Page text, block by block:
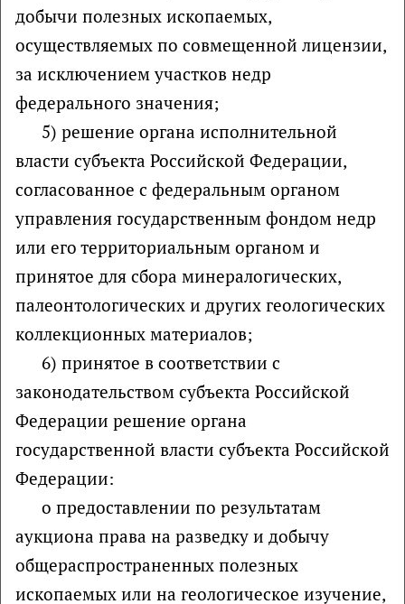
добычи полезных ископаемых,
осуществляемых по совмещенной лицензии,
за исключением участков недр
федерального значения;
5) решение органа исполнительной
власти субъекта Российской Федерации,
согласованное с федеральным органом
управления государственным фондом недр
или его территориальным органом и
принятое для сбора минералогических,
палеонтологических и других геологических
коллекционных материалов;
6) принятое в соответствии с
законодательством субъекта Российской
Федерации решение органа
государственной власти субъекта Российской
Федерации:
о предоставлении по результатам
аукциона права на разведку и добычу
общераспространенных полезных
ископаемых или на геологическое изучение,